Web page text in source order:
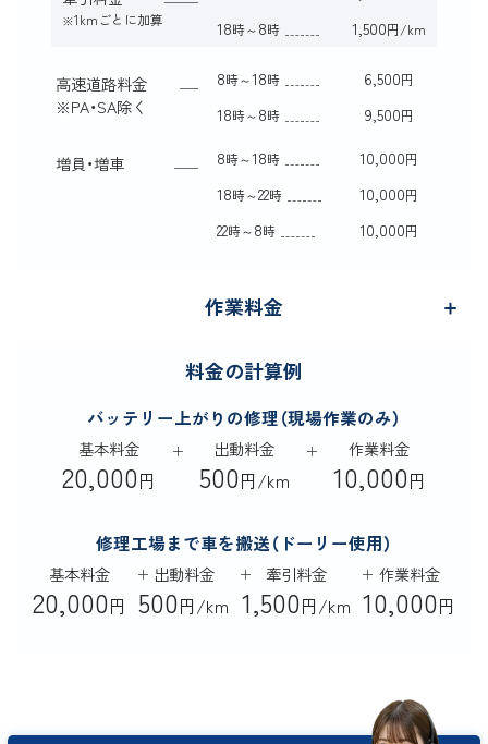
※1kmごとに加算 18時～8時 1,500円/km
高速道路料金
※PA・SA除く
8時～18時 6,500円
18時～8時 9,500円
増員・増車 8時～18時 10,000円
18時～22時 10,000円
22時～8時 10,000円
作業料金
料金の計算例
バッテリー上がりの修理（現場作業のみ）
基本料金
20,000円
出動料金
500円/km
作業料金
10,000円
修理工場まで車を搬送（ドーリー使用）
基本料金
20,000円
出動料金
500円/km
牽引料金
1,500円/km
作業料金
10,000円